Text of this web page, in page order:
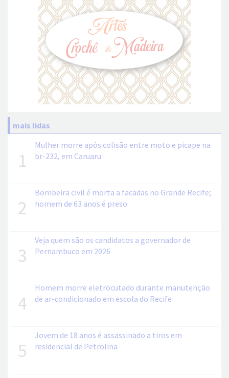
mais lidas
1
Mulher morre após colisão entre moto e picape na
br-232, em Caruaru
2
Bombeira civil é morta a facadas no Grande Recife;
homem de 63 anos é preso
3
Veja quem são os candidatos a governador de
Pernambuco em 2026
4
Homem morre eletrocutado durante manutenção
de ar-condicionado em escola do Recife
5
Jovem de 18 anos é assassinado a tiros em
residencial de Petrolina